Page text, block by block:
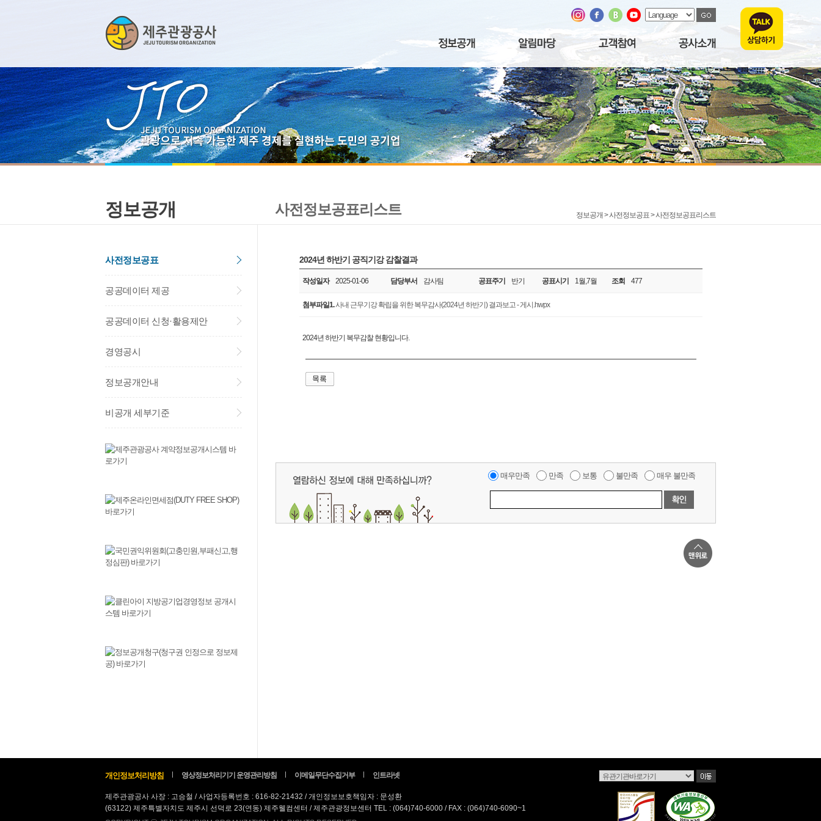
정보공개
사전정보공표
공공데이터 제공
공공데이터 신청·활용제안
경영공시
정보공개안내
비공개 세부기준
정보공개 > 사전정보공표 >사전정보공표리스트
사전정보공표리스트
2024년 하반기 공직기강 감찰결과
작성일자 2025-01-06 담당부서 감사팀 공표주기 반기 공표시기 1월,7월 조회 477
첨부파일1.사내 근무기강 확립을 위한 복무감사(2024년 하반기) 결과보고 - 게시.hwpx
2024년 하반기 복무감찰 현황입니다.
매우만족 만족 보통 불만족 매우 불만족
개인정보처리방침 영상정보처리기기 운영관리방침 이메일무단수집거부 인트라넷
제주관광공사 사장 : 고승철 / 사업자등록번호 : 616-82-21432 / 개인정보보호책임자 : 문성환
(63122) 제주특별자치도 제주시 선덕로 23(연동) 제주웰컴센터 / 제주관광정보센터 TEL : (064)740-6000 / FAX : (064)740-6090~1